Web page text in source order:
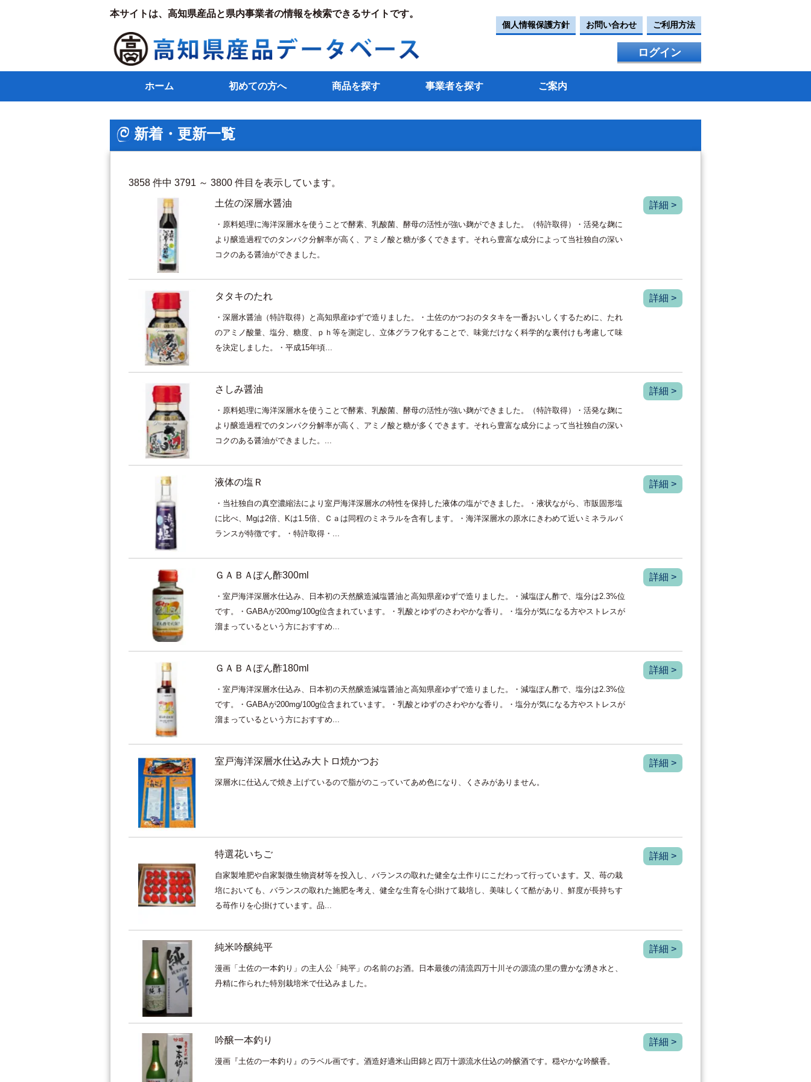
本サイトは、高知県産品と県内事業者の情報を検索できるサイトです。
個人情報保護方針 お問い合わせ ご利用方法
ログイン
ホーム 初めての方へ 商品を探す 事業者を探す ご案内
新着・更新一覧
3858 件中 3791 ～ 3800 件目を表示しています。
土佐の深層水醤油
・原料処理に海洋深層水を使うことで酵素、乳酸菌、酵母の活性が強い麹ができました。（特許取得）・活発な麹に
より醸造過程でのタンパク分解率が高く、アミノ酸と糖が多くできます。それら豊富な成分によって当社独自の深い
コクのある醤油ができました。
詳細 >
タタキのたれ
・深層水醤油（特許取得）と高知県産ゆずで造りました。・土佐のかつおのタタキを一番おいしくするために、たれ
のアミノ酸量、塩分、糖度、ｐｈ等を測定し、立体グラフ化することで、味覚だけなく科学的な裏付けも考慮して味
を決定しました。・平成15年頃...
詳細 >
さしみ醤油
・原料処理に海洋深層水を使うことで酵素、乳酸菌、酵母の活性が強い麹ができました。（特許取得）・活発な麹に
より醸造過程でのタンパク分解率が高く、アミノ酸と糖が多くできます。それら豊富な成分によって当社独自の深い
コクのある醤油ができました。...
詳細 >
液体の塩Ｒ
・当社独自の真空濃縮法により室戸海洋深層水の特性を保持した液体の塩ができました。・液状ながら、市販固形塩
に比べ、Mgは2倍、Kは1.5倍、Ｃａは同程のミネラルを含有します。・海洋深層水の原水にきわめて近いミネラルバ
ランスが特徴です。・特許取得・...
詳細 >
ＧＡＢＡぽん酢300ml
・室戸海洋深層水仕込み、日本初の天然醸造減塩醤油と高知県産ゆずで造りました。・減塩ぽん酢で、塩分は2.3%位
です。・GABAが200mg/100g位含まれています。・乳酸とゆずのさわやかな香り。・塩分が気になる方やストレスが
溜まっているという方におすすめ...
詳細 >
ＧＡＢＡぽん酢180ml
・室戸海洋深層水仕込み、日本初の天然醸造減塩醤油と高知県産ゆずで造りました。・減塩ぽん酢で、塩分は2.3%位
です。・GABAが200mg/100g位含まれています。・乳酸とゆずのさわやかな香り。・塩分が気になる方やストレスが
溜まっているという方におすすめ...
詳細 >
室戸海洋深層水仕込み大トロ焼かつお
深層水に仕込んで焼き上げているので脂がのこっていてあめ色になり、くさみがありません。
詳細 >
特選花いちご
自家製堆肥や自家製微生物資材等を投入し、バランスの取れた健全な土作りにこだわって行っています。又、苺の栽
培においても、バランスの取れた施肥を考え、健全な生育を心掛けて栽培し、美味しくて酷があり、鮮度が長持ちす
る苺作りを心掛けています。品...
詳細 >
純米吟醸純平
漫画「土佐の一本釣り」の主人公「純平」の名前のお酒。日本最後の清流四万十川その源流の里の豊かな湧き水と、
丹精に作られた特別栽培米で仕込みました。
詳細 >
吟醸一本釣り
漫画『土佐の一本釣り』のラベル画です。酒造好適米山田錦と四万十源流水仕込の吟醸酒です。穏やかな吟醸香。
詳細 >